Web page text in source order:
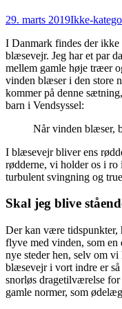
29. marts 2019Ikke-
I Danmark findes der ikke
blæsevejr. Jeg har et par
mellem gamle høje træer
vinden blæser i den store
kommer på denne
barn i Vendsyssel:
Når vinden blæser,
I blæsevejr bliver ens
rødderne, vi holder os i ro
turbulent svingning og
Skal jeg blive
Der kan være tidspunkter,
flyve med vinden, som en
nye steder hen, selv om
blæsevejr i vort indre er
snorløs dragetilværelse
gamle normer, som